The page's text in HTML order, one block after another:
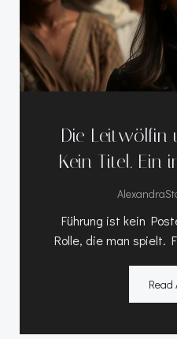
Die Leitwölfin
Kein Titel. Ein
Führung ist kein
Rolle, die man spielt.
Read